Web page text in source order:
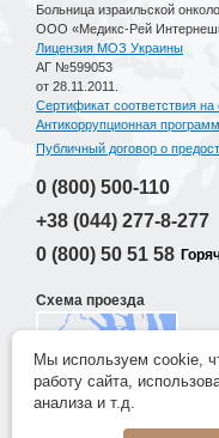
Больница израильской
ООО «Медикс-Рей
Лицензия МОЗ Украины
АГ №599053
от 28.11.2011.
Сертификат соответствия
Антикоррупционная
Публичный договор о
0 (800) 500-110
+38 (044) 277-8-277
0 (800) 50 51 58
Схема проезда
Разработка сайта
Мы используем cookie,
работу сайта,
анализа и т.д.